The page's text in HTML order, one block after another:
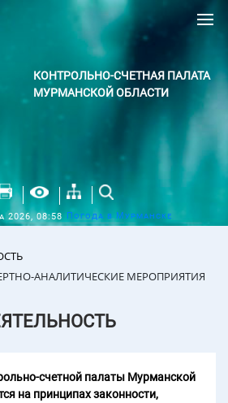
КОНТРОЛЬНО-СЧЕТНАЯ ПАЛАТА
МУРМАНСКОЙ ОБЛАСТИ
2026, 08:58 Погода в Мурманске
АНАЛИТИЧЕСКИЕ МЕРОПРИЯТИЯ
счетной палаты Мурманской
на принципах законности,